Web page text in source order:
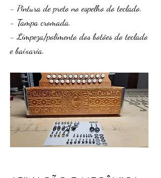
- Pintura de preto no espelho do teclado.
- Tampa cromada.
- Limpeza/polimento dos botões do teclado
e baixaria.